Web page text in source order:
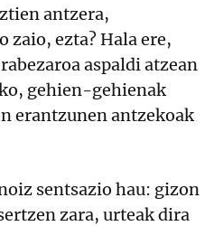
antzera,
zaio, ezta? Hala ere,
aspaldi atzean
gehien-gehienak
erantzunen antzekoak
sentsazio hau: gizon
zara, urteak dira